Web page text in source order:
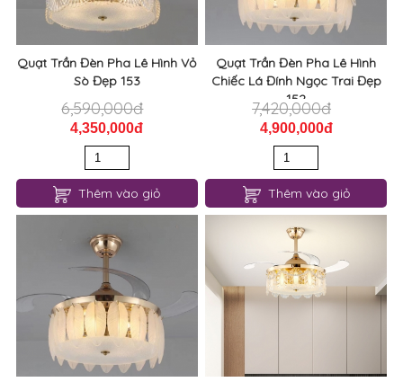
Quạt Trần Đèn Pha Lê Hình Vỏ
Sò Đẹp 153
6,590,000đ
4,350,000đ
Thêm vào giỏ
Quạt Trần Đèn Pha Lê Hình
Chiếc Lá Đính Ngọc Trai Đẹp
152
7,420,000đ
4,900,000đ
Thêm vào giỏ